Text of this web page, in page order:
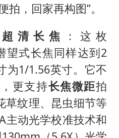
拍，回家再构图”。
清长焦
：这枚
望式长焦同样达到2
为1/1.56英寸。它不
更支持长焦微距拍
草纹理、昆虫细节等
主动光学校准技术和